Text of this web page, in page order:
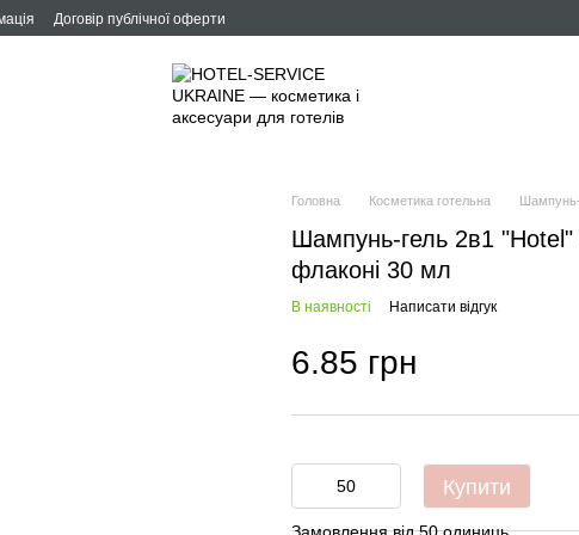
Договір публічної оферти
Головна Косметика готельна Шампунь-
Шампунь-гель 2в1 "Hotel"
флаконі 30 мл
В наявності Написати відгук
6.85 грн
Купити